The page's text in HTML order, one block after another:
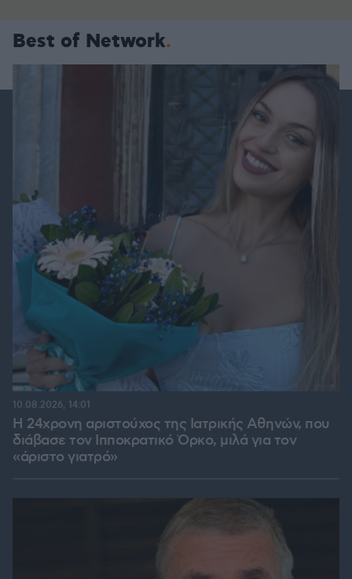
Best of Network
Η 24χρονη αριστούχος της Ιατρικής Αθηνών, που
διάβασε τον Ιπποκρατικό Όρκο, μιλά για τον
«άριστο γιατρό»
10.08.2026, 14:01